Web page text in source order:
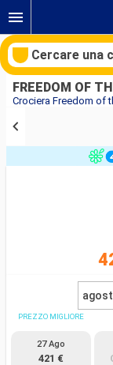
FREEDOM OF
PREZZO MIGLIORE
27 Ago
421 €
Cercare una